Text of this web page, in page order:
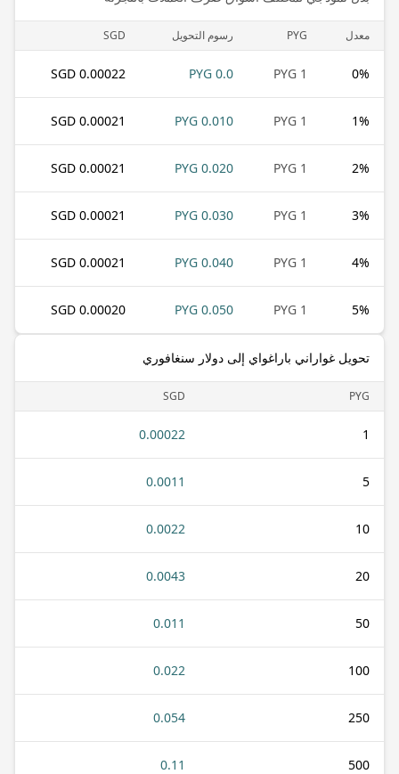
معدل PYG رسوم التحويل SGD
0%
1 PYG
0.0 PYG
0.00022 SGD
1%
1 PYG
0.010 PYG
0.00021 SGD
2%
1 PYG
0.020 PYG
0.00021 SGD
3%
1 PYG
0.030 PYG
0.00021 SGD
4%
1 PYG
0.040 PYG
0.00021 SGD
5%
1 PYG
0.050 PYG
0.00020 SGD
تحويل غواراني باراغواي إلى دولار سنغافوري
PYG
SGD
1
0.00022
5
0.0011
10
0.0022
20
0.0043
50
0.011
100
0.022
250
0.054
500
0.11